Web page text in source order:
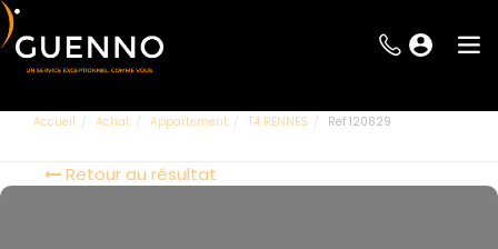
Accueil Achat Appartement T4 RENNES Ref 120829
Retour au résultat